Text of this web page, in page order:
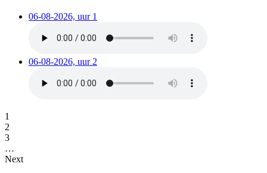
06-08-2026, uur 1
06-08-2026, uur 2
1
2
3
…
Next